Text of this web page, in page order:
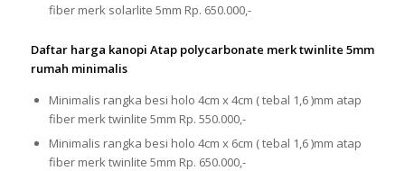
fiber merk solarlite 5mm Rp. 650.000,-
Daftar harga kanopi Atap polycarbonate merk twinlite 5mm
rumah minimalis
Minimalis rangka besi holo 4cm x 4cm ( tebal 1,6 )mm atap
fiber merk twinlite 5mm Rp. 550.000,-
Minimalis rangka besi holo 4cm x 6cm ( tebal 1,6 )mm atap
fiber merk twinlite 5mm Rp. 650.000,-